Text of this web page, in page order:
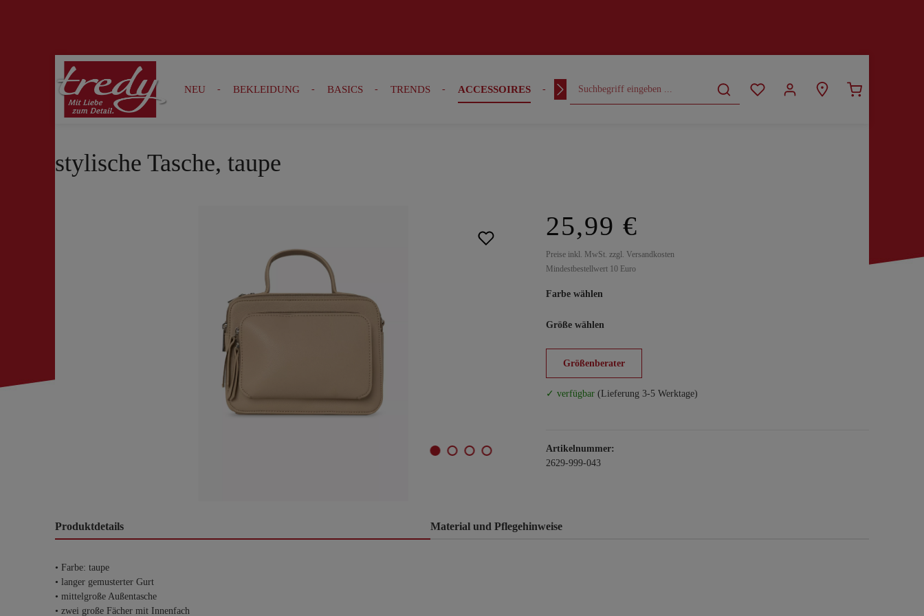
Zur Suche springen Zur Hauptnavigation springen
NEU BEKLEIDUNG BASICS TRENDS ACCESSOIRES OUTFITS CURVY
stylische Tasche, taupe
25,99 €
Preise inkl. MwSt. zzgl. Versandkosten
Mindestbestellwert 10 Euro
Farbe wählen
Größe wählen
Größenberater
✓ verfügbar (Lieferung 3-5 Werktage)
Artikelnummer:
2629-999-043
Produktdetails Material und Pflegehinweise
• Farbe: taupe
• langer gemusterter Gurt
• mittelgroße Außentasche
• zwei große Fächer mit Innenfach